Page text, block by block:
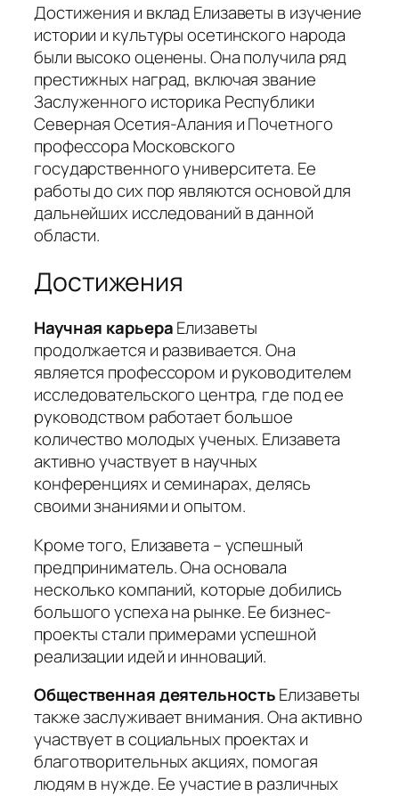
Достижения и вклад Елизаветы в изучение
истории и культуры осетинского народа
были высоко оценены. Она получила ряд
престижных наград, включая звание
Заслуженного историка Республики
Северная Осетия-Алания и Почетного
профессора Московского
государственного университета. Ее
работы до сих пор являются основой для
дальнейших исследований в данной
области.
Достижения
Научная карьераЕлизаветы
продолжается и развивается. Она
является профессором и руководителем
исследовательского центра, где под ее
руководством работает большое
количество молодых ученых. Елизавета
активно участвует в научных
конференциях и семинарах, делясь
своими знаниями и опытом.
Кроме того, Елизавета – успешный
предприниматель. Она основала
несколько компаний, которые добились
большого успеха на рынке. Ее бизнес-
проекты стали примерами успешной
реализации идей и инноваций.
Общественная деятельностьЕлизаветы
также заслуживает внимания. Она активно
участвует в социальных проектах и
благотворительных акциях, помогая
людям в нужде. Ее участие в различных